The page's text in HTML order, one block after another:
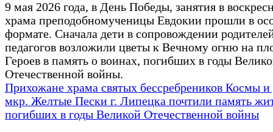
9 мая 2026 года, в День Победы, занятия в
храма преподобномученицы Евдокии прошли в
формате. Сначала дети в сопровождении
педагогов возложили цветы к Вечному огню на
Героев в память о воинах, погибших в годы
Отечественной войны.
Прихожане храма святых бессребреников Космы
мкр. Желтые Пески г. Липецка почтили память
погибших в годы Великой Отечественной войны